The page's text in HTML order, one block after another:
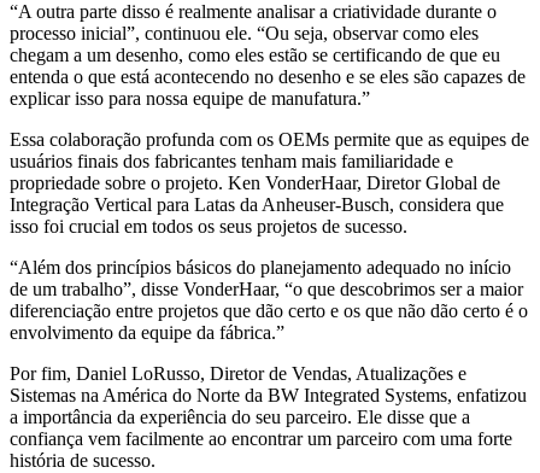
“A outra parte disso é realmente analisar a criatividade durante o
processo inicial”, continuou ele. “Ou seja, observar como eles
chegam a um desenho, como eles estão se certificando de que eu
entenda o que está acontecendo no desenho e se eles são capazes de
explicar isso para nossa equipe de manufatura.”
Essa colaboração profunda com os OEMs permite que as equipes de
usuários finais dos fabricantes tenham mais familiaridade e
propriedade sobre o projeto. Ken VonderHaar, Diretor Global de
Integração Vertical para Latas da Anheuser-Busch, considera que
isso foi crucial em todos os seus projetos de sucesso.
“Além dos princípios básicos do planejamento adequado no início
de um trabalho”, disse VonderHaar, “o que descobrimos ser a maior
diferenciação entre projetos que dão certo e os que não dão certo é o
envolvimento da equipe da fábrica.”
Por fim, Daniel LoRusso, Diretor de Vendas, Atualizações e
Sistemas na América do Norte da BW Integrated Systems, enfatizou
a importância da experiência do seu parceiro. Ele disse que a
confiança vem facilmente ao encontrar um parceiro com uma forte
história de sucesso.